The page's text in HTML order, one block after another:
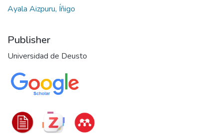
Ayala Aizpuru, Íñigo
Publisher
Universidad de Deusto